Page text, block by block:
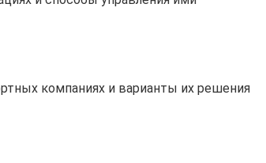
компаниях и варианты их решения